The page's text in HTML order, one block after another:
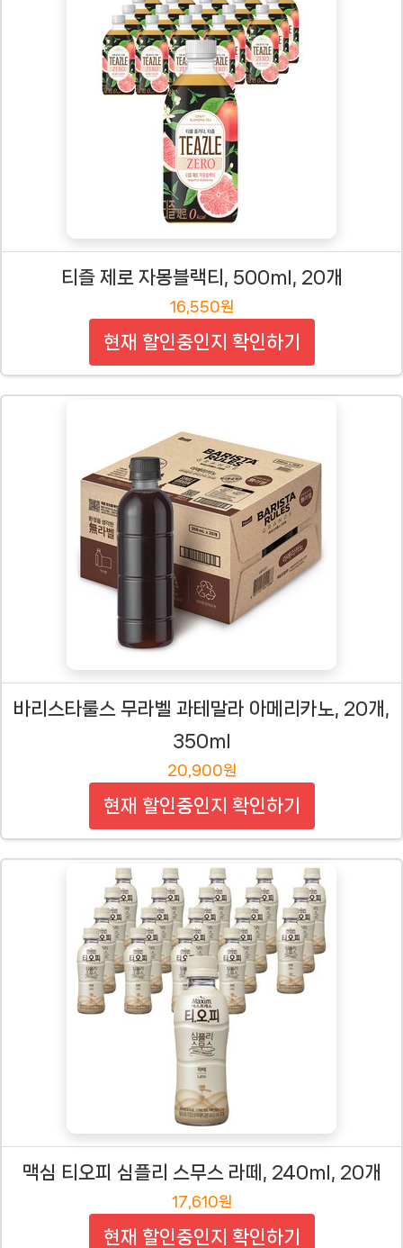
티즐 제로 자몽블랙티, 500ml, 20개
16,550원
현재 할인중인지 확인하기
바리스타룰스 무라벨 과테말라 아메리카노, 20개,
350ml
20,900원
현재 할인중인지 확인하기
맥심 티오피 심플리 스무스 라떼, 240ml, 20개
17,610원
현재 할인중인지 확인하기